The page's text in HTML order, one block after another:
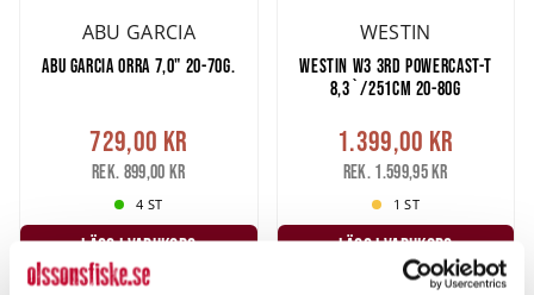
ABU GARCIA
ABU GARCIA ORRA 7,0" 20-70G.
729,00 kr
Rek. 899,00 kr
4 ST
LÄGG I VARUKORG
WESTIN
WESTIN W3 3RD POWERCAST-T
8,3`/251CM 20-80G
1.399,00 kr
Rek. 1.599,95 kr
1 ST
LÄGG I VARUKORG